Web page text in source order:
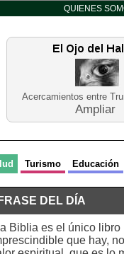
QUIENES
Acercamientos entre
Ampliar
Turismo Educación
FRASE DEL DÍA
Biblia es el único libro
que hay,